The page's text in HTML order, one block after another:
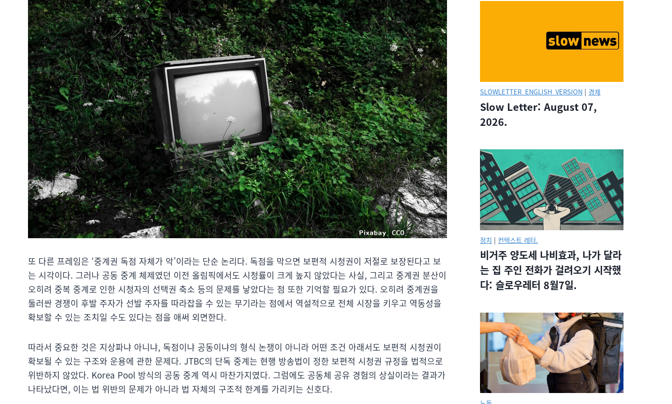
또 다른 프레임은 ‘중계권 독점 자체가 악’이라는 단순 논리다. 독점을 막으면 보편적 시청권이 저절로 보장된다고 보
는 시각이다. 그러나 공동 중계 체제였던 이전 올림픽에서도 시청률이 크게 높지 않았다는 사실, 그리고 중계권 분산이
오히려 중복 중계로 인한 시청자의 선택권 축소 등의 문제를 낳았다는 점 또한 기억할 필요가 있다. 오히려 중계권을
둘러싼 경쟁이 후발 주자가 선발 주자를 따라잡을 수 있는 무기라는 점에서 역설적으로 전체 시장을 키우고 역동성을
확보할 수 있는 조치일 수도 있다는 점을 애써 외면한다.
따라서 중요한 것은 지상파냐 아니냐, 독점이냐 공동이냐의 형식 논쟁이 아니라 어떤 조건 아래서도 보편적 시청권이
확보될 수 있는 구조와 운용에 관한 문제다. JTBC의 단독 중계는 현행 방송법이 정한 보편적 시청권 규정을 법적으로
위반하지 않았다. Korea Pool 방식의 공동 중계 역시 마찬가지였다. 그럼에도 공동체 공유 경험의 상실이라는 결과가
나타났다면, 이는 법 위반의 문제가 아니라 법 자체의 구조적 한계를 가리키는 신호다.
SLOWLETTER_ENGLISH_VERSION | 경제
Slow Letter: August 07,
2026.
정치 | 컨텍스트 레터.
비거주 양도세 나비효과, 나가 달라
는 집 주인 전화가 걸려오기 시작했
다: 슬로우레터 8월7일.